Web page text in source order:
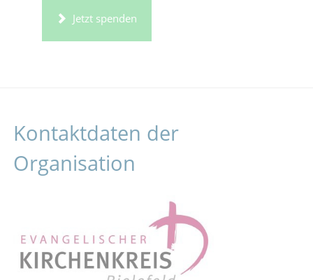
Jetzt spenden
Kontaktdaten der
Organisation